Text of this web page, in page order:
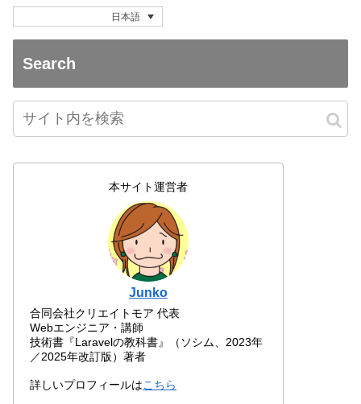
日本語
Search
本サイト運営者
Junko
合同会社クリエイトモア 代表
Webエンジニア・講師
技術書『Laravelの教科書』（ソシム、2023年
／2025年改訂版）著者
詳しいプロフィールはこちら